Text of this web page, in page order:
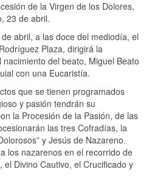
de la Virgen de los Dolores,
23 de abril.
abril, a las doce del mediodía, el
Plaza, dirigirá la
del beato, Miguel Beato
con una Eucaristía.
que se tienen programados
y pasión tendrán su
la Procesión de la Pasión, de las
las tres Cofradías, la
y Jesús de Nazareno.
los nazarenos en el recorrido de
Divino Cautivo, el Crucificado y